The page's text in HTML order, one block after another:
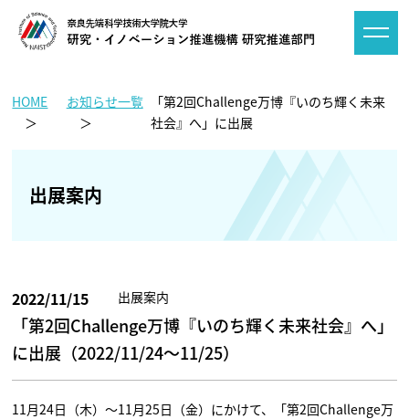
HOME お知らせ一覧
「第2回Challenge万博『いのち輝く未来
社会』へ」に出展
出展案内
2022/11/15 出展案内
「第2回Challenge万博『いのち輝く未来社会』へ」
に出展（2022/11/24～11/25）
11月24日（木）～11月25日（金）にかけて、「第2回Challenge万